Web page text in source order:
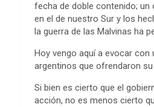
fecha de doble contenido;
en el de nuestro Sur y los
la guerra de las Malvinas ha
Hoy vengo aquí a evocar
argentinos que ofrendaron
Si bien es cierto que el
acción, no es menos cierto